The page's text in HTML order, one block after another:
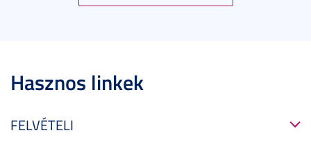
Hasznos linkek
FELVÉTELI